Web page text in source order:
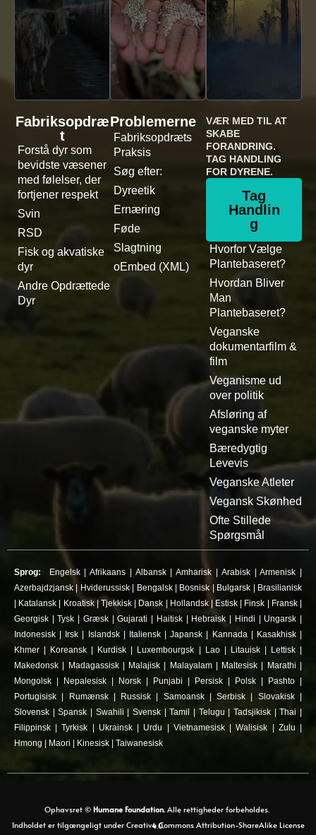
Fabriksopdræ
t
Forstå dyr som
bevidste væsener
med følelser, der
fortjener respekt
Svin
RSD
Fisk og akvatiske
dyr
Andre Opdrættede
Dyr
Problemerne
Fabriksopdræts
Praksis
Søg efter:
Dyreetik
Ernæring
Føde
Slagtning
oEmbed (XML)
VÆR MED TIL AT
SKABE
FORANDRING.
TAG HANDLING
FOR DYRENE.
Tag
Handlin
g
Hvorfor Vælge
Plantebaseret?
Hvordan Bliver
Man
Plantebaseret?
Veganske
dokumentarfilm &
film
Veganisme ud
over politik
Afsløring af
veganske myter
Bæredygtig
Levevis
Veganske Atleter
Vegansk Skønhed
Ofte Stillede
Spørgsmål
Sprog: Engelsk|Afrikaans Albansk|Amharisk Arabisk|Armenisk
Azerbajdzjansk
Hviderussisk| Bengalsk| Bosnisk Bulgarsk
Brasilianisk
Katalansk Kroatisk| Tjekkisk| Dansk Hollandsk| Estisk Finsk Fransk|
Georgisk |Tysk Græsk|Gujarati Haitisk| Hebraisk Hindi Ungarsk
Indonesisk
Irsk Islandsk| Italiensk|Japansk Kannada| Kasakhisk|
Khmer
Koreansk Kurdisk Luxembourgsk Lao| Litauisk| Lettisk|
Makedonsk
Madagassisk| Malajisk Malayalam| Maltesisk Marathi
Mongolsk
Nepalesisk Norsk Punjabi Persisk Polsk Pashto
Portugisisk
Rumænsk| Russisk Samoansk|Serbisk Slovakisk|
Slovensk |Spansk Swahili |Svensk |Tamil Telugu |Tadsjikisk |Thai
Filippinsk |Tyrkisk Ukrainsk| Urdu Vietnamesisk|Walisisk Zulu
Hmong
Maori Kinesisk Taiwanesisk
Ophavsret © Humane Foundation.Alle rettigheder forbeholdes.
Indholdet er tilgængeligt under Creative Commons Attribution-ShareAlike License 4.0.